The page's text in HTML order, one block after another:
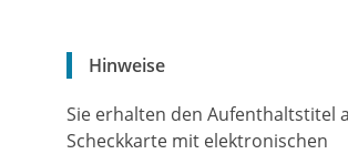
Hinweise
Sie erhalten den Aufenthaltstitel
Scheckkarte mit elektronischen